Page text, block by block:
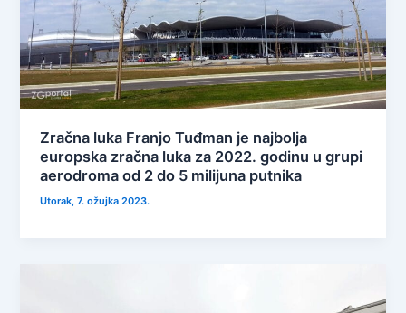
Zračna luka Franjo Tuđman je najbolja
europska zračna luka za 2022. godinu u grupi
aerodroma od 2 do 5 milijuna putnika
Utorak, 7. ožujka 2023.